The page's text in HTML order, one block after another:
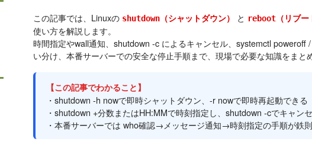
この記事では、Linuxの shutdown （シャットダウン） と reboot （リブー
使い方を解説します。
時間指定やwall通知、shutdown -c によるキャンセル、systemctl poweroff
い分け、本番サーバーでの安全な停止手順まで、現場で必要な知識をまと
【この記事でわかること】
・shutdown -h nowで即時シャットダウン、-r nowで即時再起動できる
・shutdown +分数またはHH:MMで時刻指定し、shutdown -cでキャン
・本番サーバーでは who確認→メッセージ通知→時刻指定の手順が鉄則